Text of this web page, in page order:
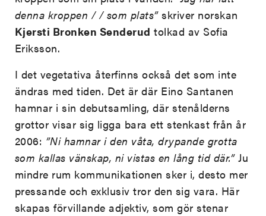
denna kroppen / / som plats”skriver norskan
Kjersti Bronken Senderud tolkad av Sofia
Eriksson.
I det vegetativa återfinns också det som inte
ändras med tiden. Det är där Eino Santanen
hamnar i sin debutsamling, där stenålderns
grottor visar sig ligga bara ett stenkast från år
2006: ”Ni hamnar i den våta, drypande grotta
som kallas vänskap, ni vistas en lång tid där.”Ju
mindre rum kommunikationen sker i, desto mer
pressande och exklusiv tror den sig vara. Här
skapas förvillande adjektiv, som gör stenar